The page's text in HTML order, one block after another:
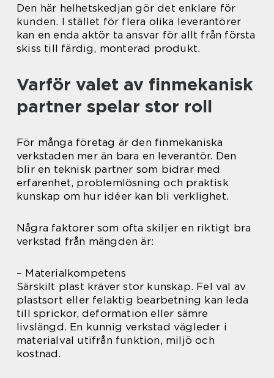
Den här helhetskedjan gör det enklare för
kunden. I stället för flera olika leverantörer
kan en enda aktör ta ansvar för allt från första
skiss till färdig, monterad produkt.
Varför valet av finmekanisk
partner spelar stor roll
För många företag är den finmekaniska
verkstaden mer än bara en leverantör. Den
blir en teknisk partner som bidrar med
erfarenhet, problemlösning och praktisk
kunskap om hur idéer kan bli verklighet.
Några faktorer som ofta skiljer en riktigt bra
verkstad från mängden är:
– Materialkompetens
Särskilt plast kräver stor kunskap. Fel val av
plastsort eller felaktig bearbetning kan leda
till sprickor, deformation eller sämre
livslängd. En kunnig verkstad vägleder i
materialval utifrån funktion, miljö och
kostnad.